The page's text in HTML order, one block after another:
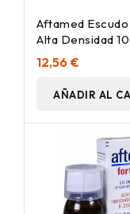
Aftamed
Alta Densidad
12,56 €
AÑADIR AL